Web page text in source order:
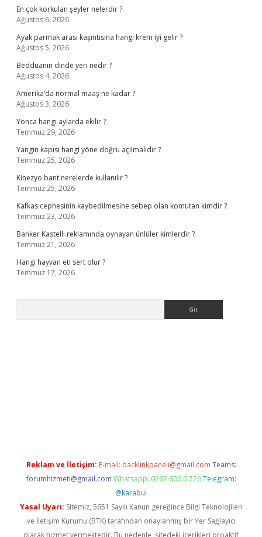
En çok korkulan şeyler nelerdir ?
Ağustos 6, 2026
Ayak parmak arası kaşıntısına hangi krem iyi gelir ?
Ağustos 5, 2026
Bedduanın dinde yeri nedir ?
Ağustos 4, 2026
Amerika’da normal maaş ne kadar ?
Ağustos 3, 2026
Yonca hangi aylarda ekilir ?
Temmuz 29, 2026
Yangın kapısı hangi yöne doğru açılmalıdır ?
Temmuz 25, 2026
Kinezyo bant nerelerde kullanılır ?
Temmuz 25, 2026
Kafkas cephesinin kaybedilmesine sebep olan komutan kimdir ?
Temmuz 23, 2026
Banker Kastelli reklamında oynayan ünlüler kimlerdir ?
Temmuz 21, 2026
Hangi hayvan eti sert olur ?
Temmuz 17, 2026
Reklam ve İletişim: E-mail: backlinkpaneli@gmail.com Teams:
forumhizmeti@gmail.com Whatsapp: 0262 606 0 726 Telegram:
@karabul
Yasal Uyarı: Sitemiz, 5651 Sayılı Kanun gereğince Bilgi Teknolojileri
ve İletişim Kurumu (BTK) tarafından onaylanmış bir Yer Sağlayıcı
olarak hizmet vermektedir. Bu nedenle, sitedeki içerikleri proaktif